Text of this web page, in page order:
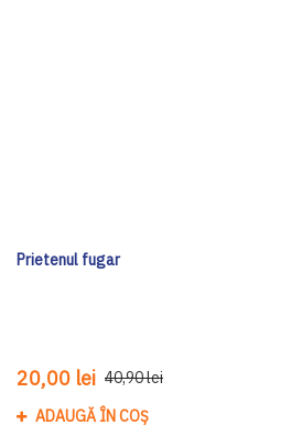
Prietenul fugar
20,00 lei 40,90 lei
ADAUGĂ ÎN COȘ